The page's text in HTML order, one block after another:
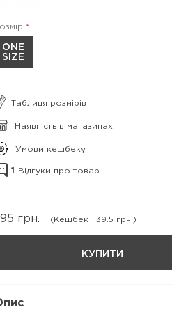
ONE
SIZE
Таблиця розмірів
Наявність в магазинах
Умови кешбеку
1 Відгуки про товар
грн. (Кешбек 39.5 грн.)
КУПИТИ